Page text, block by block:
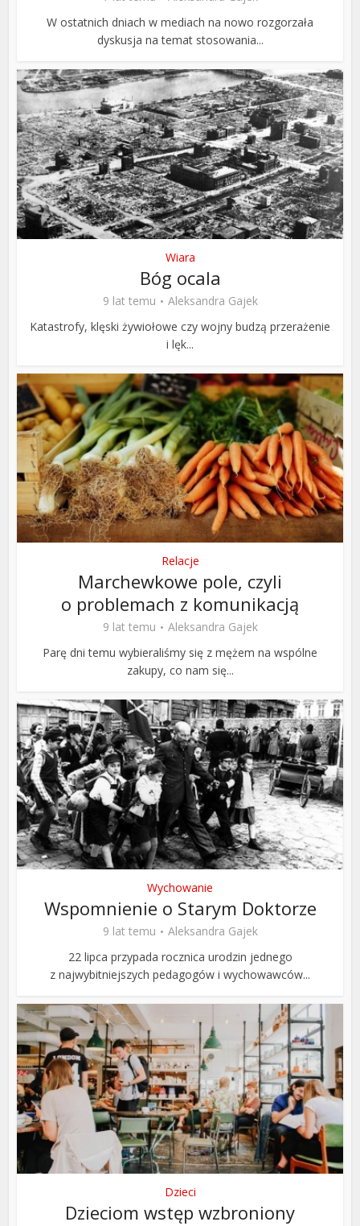
W ostatnich dniach w mediach na nowo rozgorzała
dyskusja na temat stosowania...
Wiara
Bóg ocala
9 lat temu
Aleksandra Gajek
Katastrofy, klęski żywiołowe czy wojny budzą przerażenie
i lęk...
Relacje
Marchewkowe pole, czyli
o problemach z komunikacją
9 lat temu
Aleksandra Gajek
Parę dni temu wybieraliśmy się z mężem na wspólne
zakupy, co nam się...
Wychowanie
Wspomnienie o Starym Doktorze
9 lat temu
Aleksandra Gajek
22 lipca przypada rocznica urodzin jednego
z najwybitniejszych pedagogów i wychowawców...
Dzieci
Dzieciom wstęp wzbroniony